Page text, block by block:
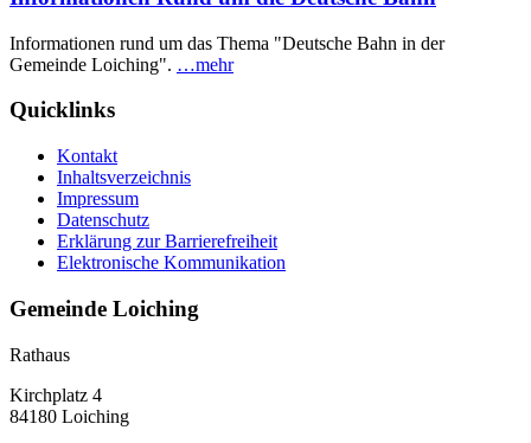
Informationen rund um das Thema "Deutsche Bahn in der
Gemeinde Loiching". …mehr
Quicklinks
Kontakt
Inhaltsverzeichnis
Impressum
Datenschutz
Erklärung zur Barrierefreiheit
Elektronische Kommunikation
Gemeinde Loiching
Rathaus
Kirchplatz 4
84180 Loiching